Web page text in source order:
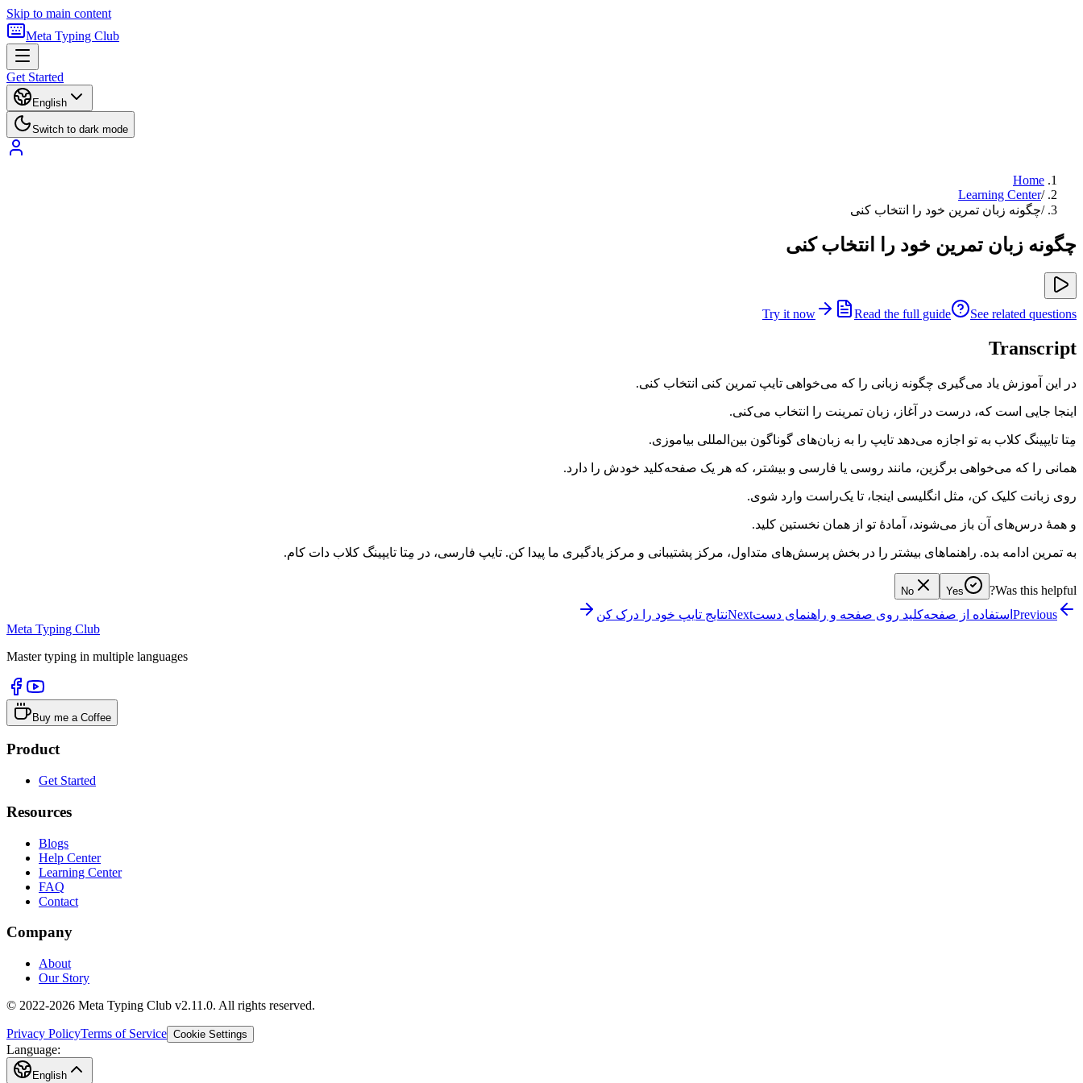
Skip to main content
Meta Typing Club
Get Started
English
Switch to dark mode
Home
/
Learning Center
/چگونه زبان تمرین خود را انتخاب کنی
چگونه زبان تمرین خود را انتخاب کنی
Try it now Read the full guide See related questions
Transcript
در این آموزش یاد می‌گیری چگونه زبانی را که می‌خواهی تایپ تمرین کنی انتخاب کنی.
اینجا جایی است که، درست در آغاز، زبان تمرینت را انتخاب می‌کنی.
مِتا تایپینگ کلاب به تو اجازه می‌دهد تایپ را به زبان‌های گوناگون بین‌المللی بیاموزی.
همانی را که می‌خواهی برگزین، مانند روسی یا فارسی و بیشتر، که هر یک صفحه‌کلید خودش را دارد.
روی زبانت کلیک کن، مثل انگلیسی اینجا، تا یک‌راست وارد شوی.
و همهٔ درس‌های آن باز می‌شوند، آمادهٔ تو از همان نخستین کلید.
به تمرین ادامه بده. راهنماهای بیشتر را در بخش پرسش‌های متداول، مرکز پشتیبانی و مرکز یادگیری ما پیدا کن. تایپ فارسی، در مِتا تایپینگ کلاب دات کام.
Was this helpful?
Yes
No
Previous استفاده از صفحه‌کلید روی صفحه و راهنمای دستNextنتایج تایپ خود را درک کن
Meta Typing Club
Master typing in multiple languages
Buy me a Coffee
Product
Get Started
Resources
Blogs
Help Center
Learning Center
FAQ
Contact
Company
About
Our Story
© 2022-2026 Meta Typing Club v2.11.0. All rights reserved.
Privacy PolicyTerms of Service Cookie Settings
Language:
English